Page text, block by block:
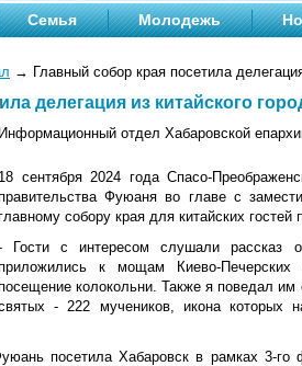
Семья Молодежь
→ Главный собор края посетила
делегация из китайского
Информационный отдел Хабаровской
18 сентября 2024 года Спасо-
Фуюаня во главе с
собору края для китайских
Гости с интересом слушали рассказ
к мощам Киево-
колокольни. Также я поведал им
- 222 мучеников, икона которых
посетила Хабаровск в рамках 3-го